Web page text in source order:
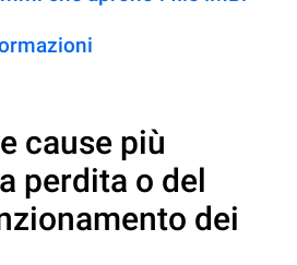
cause più
perdita o del
dei